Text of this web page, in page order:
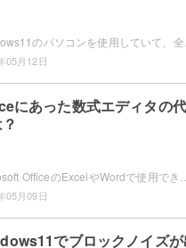
05月12日
にあった数式エディタの代
05月09日
でブロックノイズ